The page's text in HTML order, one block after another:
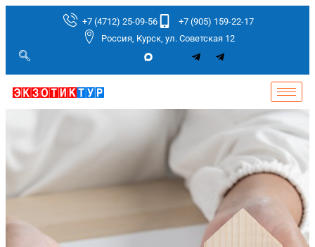
+7 (4712) 25-09-56
+7 (905) 159-22-17
Россия, Курск, ул. Советская 12